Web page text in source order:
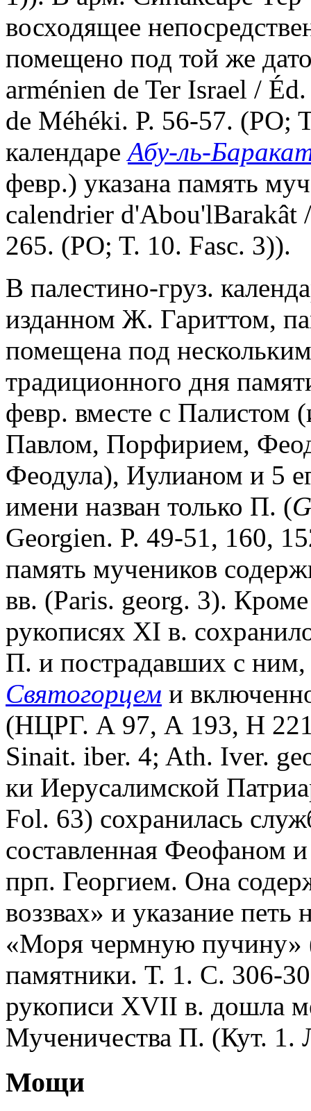
восходящее
помещено под той же
arménien de Ter Israel /
de Méhéki. P. 56-57. (PO;
календареАбу-ль-
февр.) указана память
calendrier d'Abou'lBarakât
265. (PO; T. 10. Fasc. 3)).
В палестино-груз.
изданном Ж. Гариттом,
помещена под
традиционного дня
февр. вместе с Палистом
Павлом, Порфирием,
Феодула), Иулианом и 5
имени назван только П. (
Georgien. P. 49-51, 160,
память мучеников
вв. (Paris. georg. 3). Кроме
рукописях XI в.
П. и пострадавших с
Святогорцем и
(НЦРГ. А 97, А 193, Н
Sinait. iber. 4; Ath. Iver.
ки Иерусалимской
Fol. 63) сохранилась
составленная Феофаном
прп. Георгием. Она
воззвах» и указание
«Моря чермную пучину»
памятники. Т. 1. С. 306-
рукописи XVII в. дошла
Мученичества П. (Кут. 1.
Мощи